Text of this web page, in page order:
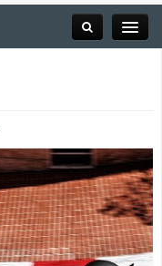
Závodní série
Kalendář F1